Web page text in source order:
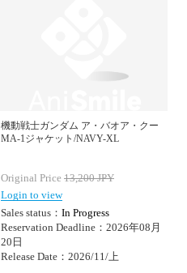
機動戦士ガンダム ア・バオア・クー
MA-1ジャケット/NAVY-XL
Original Price 13,200JPY
Login to view
Sales status： In Progress
Reservation Deadline：2026年08月
20日
Release Date：2026/11/上